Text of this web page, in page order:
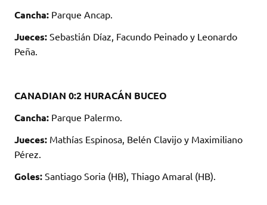
Cancha: Parque Ancap.
Jueces: Sebastián Díaz, Facundo Peinado y Leonardo
Peña.
CANADIAN 0:2 HURACÁN BUCEO
Cancha: Parque Palermo.
Jueces: Mathías Espinosa, Belén Clavijo y Maximiliano
Pérez.
Goles: Santiago Soria (HB), Thiago Amaral (HB).